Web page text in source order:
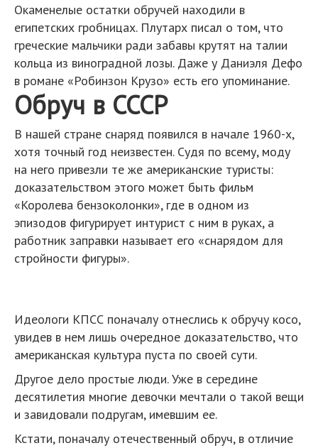
Окаменелые остатки обручей находили в
египетских гробницах. Плутарх писал о том, что
греческие мальчики ради забавы крутят на талии
кольца из виноградной лозы. Даже у Даниэля Дефо
в романе «Робинзон Крузо» есть его упоминание.
Обруч в СССР
В нашей стране снаряд появился в начале 1960-х,
хотя точный год неизвестен. Судя по всему, моду
на него привезли те же американские туристы:
доказательством этого может быть фильм
«Королева бензоколонки», где в одном из
эпизодов фигурирует интурист с ним в руках, а
работник заправки называет его «снарядом для
стройности фигуры».
Идеологи КПСС поначалу отнеслись к обручу косо,
увидев в нем лишь очередное доказательство, что
американская культура пуста по своей сути.
Другое дело простые люди. Уже в середине
десятилетия многие девочки мечтали о такой вещи
и завидовали подругам, имевшим ее.
Кстати, поначалу отечественный обруч, в отличие